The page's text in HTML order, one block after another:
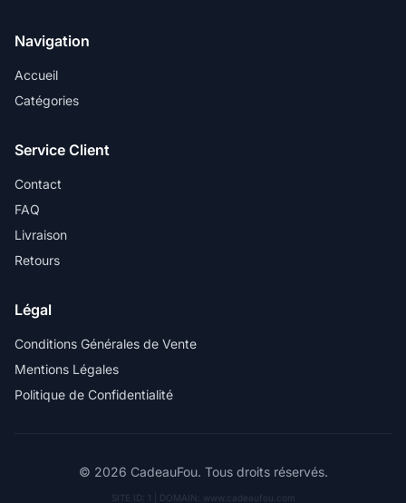
Navigation
Accueil
Catégories
Service Client
Contact
FAQ
Livraison
Retours
Légal
Conditions Générales de Vente
Mentions Légales
Politique de Confidentialité
© 2026 CadeauFou. Tous droits réservés.
SITE ID: 1 | DOMAIN: www.cadeaufou.com